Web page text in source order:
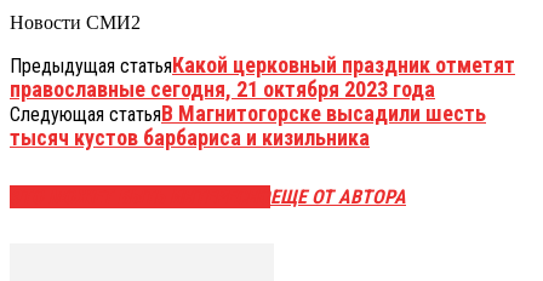
Новости СМИ2
Предыдущая статьяКакой церковный праздник отметят
православные сегодня, 21 октября 2023 года
Следующая статьяВ Магнитогорске высадили шесть
тысяч кустов барбариса и кизильника
ЕЩЕ ОТ АВТОРА